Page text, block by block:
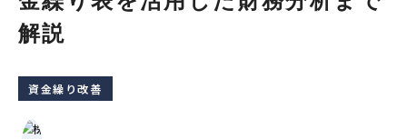
解説
資金繰り改善